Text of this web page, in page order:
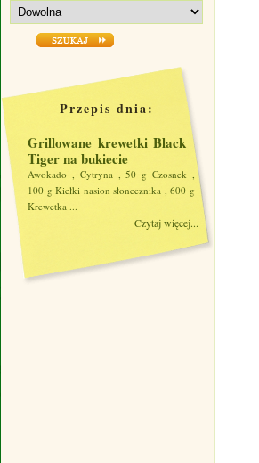
Przepis dnia:
Grillowane krewetki Black
Tiger na bukiecie
Awokado , Cytryna , 50 g Czosnek ,
100 g Kiełki nasion słonecznika , 600 g
Krewetka ...
Czytaj więcej...